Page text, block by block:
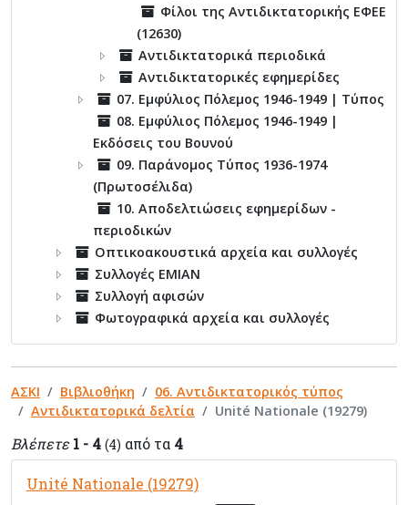
Φίλοι της Αντιδικτατορικής ΕΦΕΕ
(12630)
Αντιδικτατορικά περιοδικά
Αντιδικτατορικές εφημερίδες
07. Εμφύλιος Πόλεμος 1946-1949 | Τύπος
08. Εμφύλιος Πόλεμος 1946-1949 |
Εκδόσεις του Βουνού
09. Παράνομος Τύπος 1936-1974
(Πρωτοσέλιδα)
10. Αποδελτιώσεις εφημερίδων -
περιοδικών
Οπτικοακουστικά αρχεία και συλλογές
Συλλογές ΕΜΙΑΝ
Συλλογή αφισών
Φωτογραφικά αρχεία και συλλογές
ΑΣΚΙ Βιβλιοθήκη
06. Αντιδικτατορικός τύπος
Αντιδικτατορικά δελτία
Unité Nationale (19279)
Βλέπετε 1 - 4 (4) από τα 4
Unité Nationale (19279)